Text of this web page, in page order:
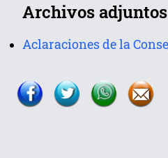
Archivos adjuntos